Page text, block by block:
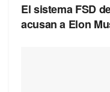
El sistema FSD
acusan a Elon